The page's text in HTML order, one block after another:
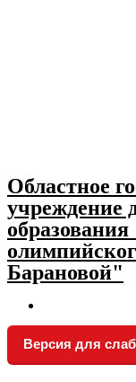
Областное
учреждение
Барановой"
Версия для